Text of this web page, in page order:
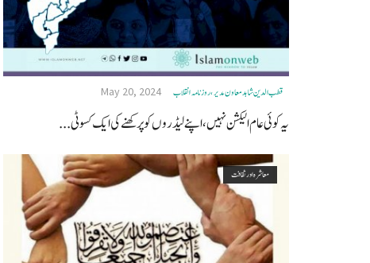
قطب الدین شاہد معاون مدیر، روزنامہ انقلاب May 20, 2024
یہ کوئی عام الیکشن نہیں، اپنے لیڈروں کو پرکھنے کی ایک کسوٹی...
معاشرہ اور ثقافت